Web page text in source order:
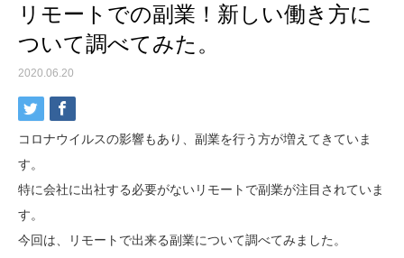
リモートでの副業！新しい働き方に
ついて調べてみた。
2020.06.20
コロナウイルスの影響もあり、副業を行う方が増えてきていま
す。
特に会社に出社する必要がないリモートで副業が注目されていま
す。
今回は、リモートで出来る副業について調べてみました。